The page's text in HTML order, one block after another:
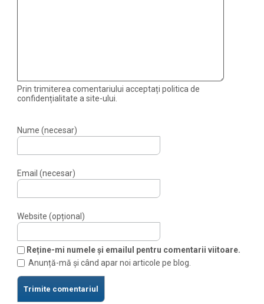
Prin trimiterea comentariului acceptați politica de
confidențialitate a site-ului.
Nume (necesar)
Email (necesar)
Website (opțional)
Reține-mi numele și emailul pentru comentarii viitoare.
Anunță-mă și când apar noi articole pe blog.